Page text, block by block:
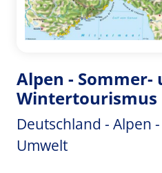
Alpen - Sommer-
Wintertourismus
Deutschland - Alpen
Umwelt